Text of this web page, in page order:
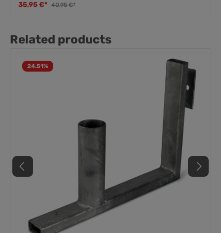
35,95 €* 40,95 €*
Related products
24.51%